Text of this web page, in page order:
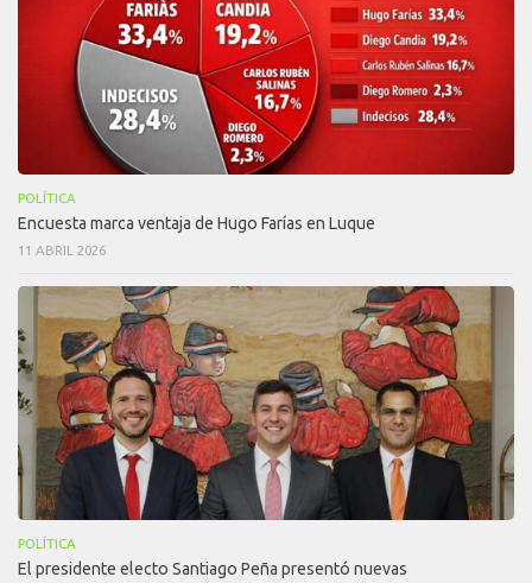
POLÍTICA
Encuesta marca ventaja de Hugo Farías en Luque
11 ABRIL 2026
POLÍTICA
El presidente electo Santiago Peña presentó nuevas